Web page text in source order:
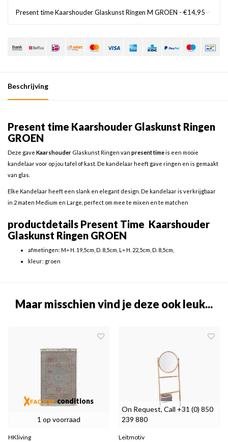
Present time Kaarshouder Glaskunst Ringen M GROEN - €14,95
Beschrijving
Present time Kaarshouder Glaskunst Ringen
GROEN
Deze gave Kaarshouder Glaskunst Ringen van present timeis een mooie
kandelaar voor op jou tafel of kast. De kandelaar heeft gave ringen en is gemaakt
van glas.
Elke Kandelaar heeft een slank en elegant design. De kandelaar is verkrijgbaar
in 2 maten Medium en Large, perfect om mee te mixen en te matchen
productdetails Present Time Kaarshouder
Glaskunst Ringen GROEN
afmetingen: M= H. 19,5cm, D. 8,5cm, L= H. 22,5cm, D. 8,5cm,
kleur: groen
Maar misschien vind je deze ook leuk...
1 op voorraad
conditions
HKliving
On Request, Call +31 (0) 850
239 880
Leitmotiv